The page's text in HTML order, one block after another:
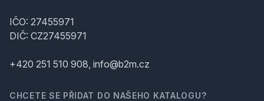
IČO: 27455971
DIČ: CZ27455971
+420 251 510 908, info@b2m.cz
CHCETE SE PŘIDAT DO NAŠEHO KATALOGU?